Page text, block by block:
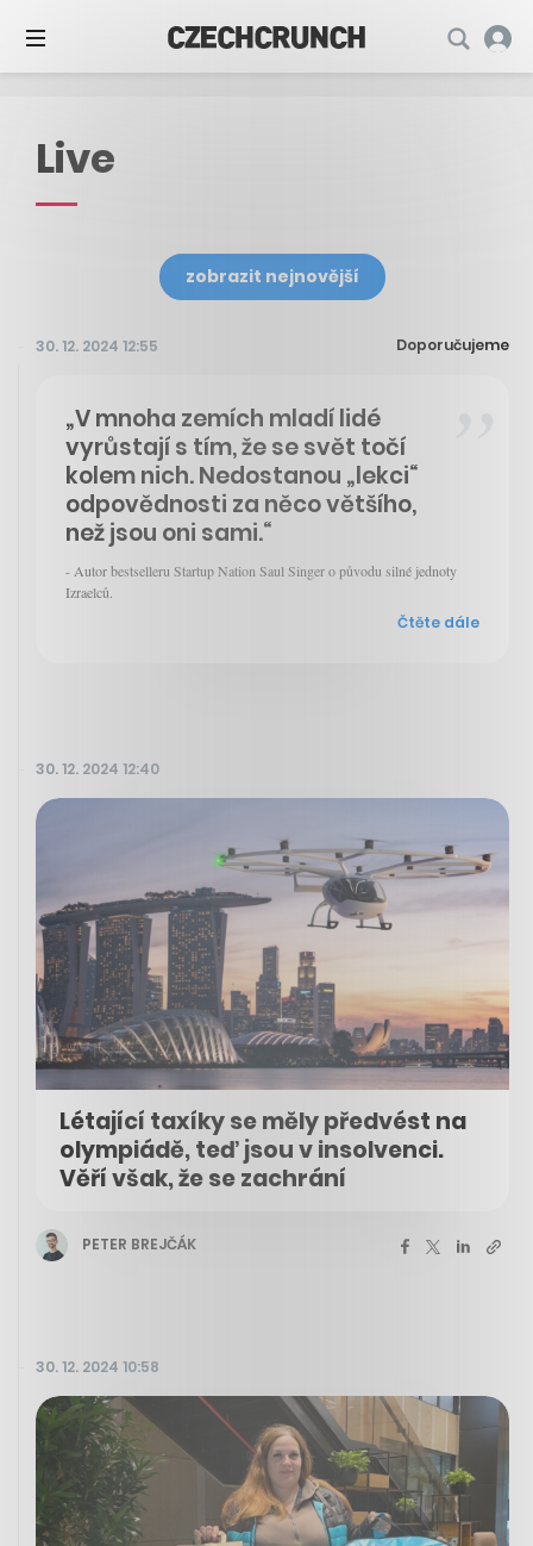
Live
zobrazit nejnovější
30. 12. 2024 12:55 Doporučujeme
„V mnoha zemích mladí lidé
vyrůstají s tím, že se svět točí
kolem nich. Nedostanou „lekci“
odpovědnosti za něco většího,
než jsou oni sami.“
- Autor bestselleru Startup Nation Saul Singer o původu silné jednoty
Izraelců.
Čtěte dále
30. 12. 2024 12:40
Létající taxíky se měly předvést na
olympiádě, teď jsou v insolvenci.
Věří však, že se zachrání
PETER BREJČÁK
30. 12. 2024 10:58